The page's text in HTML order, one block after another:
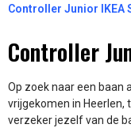
Controller Junior IKEA
Controller
Op zoek naar een baan
vrijgekomen in Heerlen,
verzeker jezelf van de